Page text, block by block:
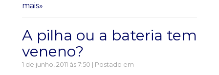
mais»
A pilha ou a bateria tem
veneno?
1 de junho, 2011 às 7:50 | Postado em